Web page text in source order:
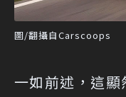
圖/翻攝自Carscoops
一如前述，這